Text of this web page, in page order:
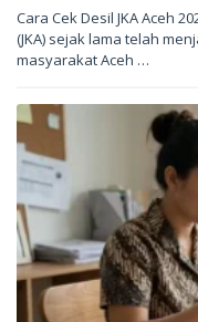
Juni
3,
2026
oleh
sukantengah
Cara Cek Desil JKA Aceh
(JKA) sejak lama telah
masyarakat Aceh …